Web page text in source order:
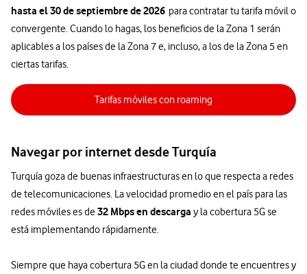
hasta el30 de septiembre de 2026 para contratar tu tarifa móvil o
convergente. Cuando lo hagas, los beneficios de la Zona 1 serán
aplicables a los países de la Zona 7 e, incluso, a los de la Zona 5 en
ciertas tarifas.
Tarifas móviles con roaming
Navegar por internet desde Turquía
Turquía goza de buenas infraestructuras en lo que respecta a redes
de telecomunicaciones. La velocidad promedio en el país para las
redes móviles es de32 Mbps en descarga y la cobertura 5G se
está implementando rápidamente.
Siempre que haya cobertura 5G en la ciudad donde te encuentres y